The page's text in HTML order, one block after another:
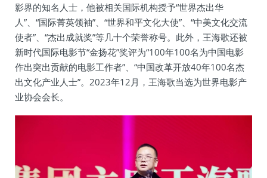
影界的知名人士，他被相关国际机构授予“世界杰出华
人”、“国际菁英领袖”、“世界和平文化大使”、“中美文化交流
使者”、“杰出成就奖”等几十个荣誉称号。此外，王海歌还被
新时代国际电影节“金扬花”奖评为“100年100名为中国电影
作出突出贡献的电影工作者”、“中国改革开放40年100名杰
出文化产业人士”。2023年12月，王海歌当选为世界电影产
业协会会长。